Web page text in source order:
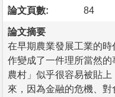
論文頁數: 84
論文摘要
在早期農業發展工業的
作變成了一件理所當然
農村」似乎很容易被貼
來，因為金融的危機、